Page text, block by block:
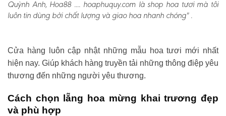
Quỳnh Anh, Hoa88 .... hoaphuquy.com là shop hoa tươi mà tôi
luôn tin dùng bởi chất lượng và giao hoa nhanh chóng" .
Cửa hàng luôn cập nhật những mẫu hoa tươi mới nhất
hiện nay. Giúp khách hàng truyền tải những thông điệp yêu
thương đến những người yêu thương.
Cách chọn lẵng hoa mừng khai trương đẹp
và phù hợp